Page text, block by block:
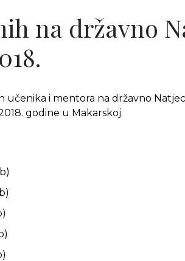
na državno
učenika i mentora na državno
godine u Makarskoj.